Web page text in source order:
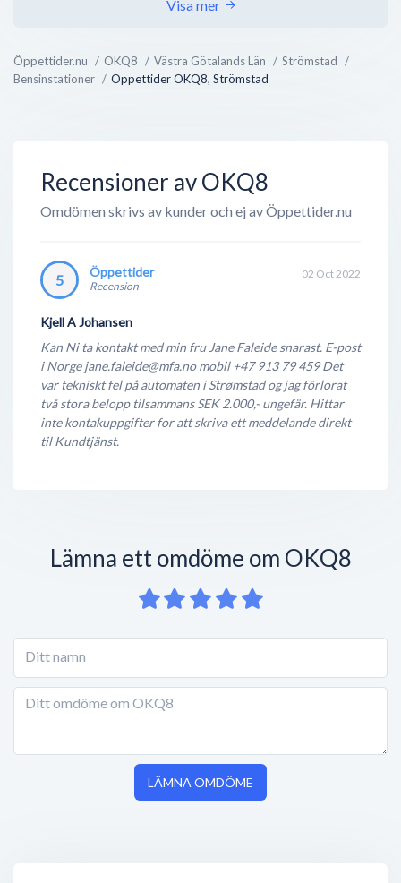
Öppettider.nu OKQ8 Västra Götalands Län
Strömstad
Bensinstationer
Öppettider OKQ8, Strömstad
OKQ8 bedriver även direktförsäljning mot företag
gedigen erfarenhet inom ford...
Visa mer
Recensioner av OKQ8
Omdömen skrivs av kunder och ej av Öppettider.nu
5 Öppettider
Recension
Kjell A Johansen
02 Oct 2022
Kan Ni ta kontakt med min fru Jane Faleide snarast. E-post
i Norge jane.faleide@mfa.no mobil +47 913 79 459 Det
var tekniskt fel på automaten i Strømstad og jag förlorat
två stora belopp tilsammans SEK 2.000,- ungefär. Hittar
inte kontakuppgifter for att skriva ett meddelande direkt
til Kundtjänst.
Lämna ett omdöme om OKQ8
LÄMNA OMDÖME